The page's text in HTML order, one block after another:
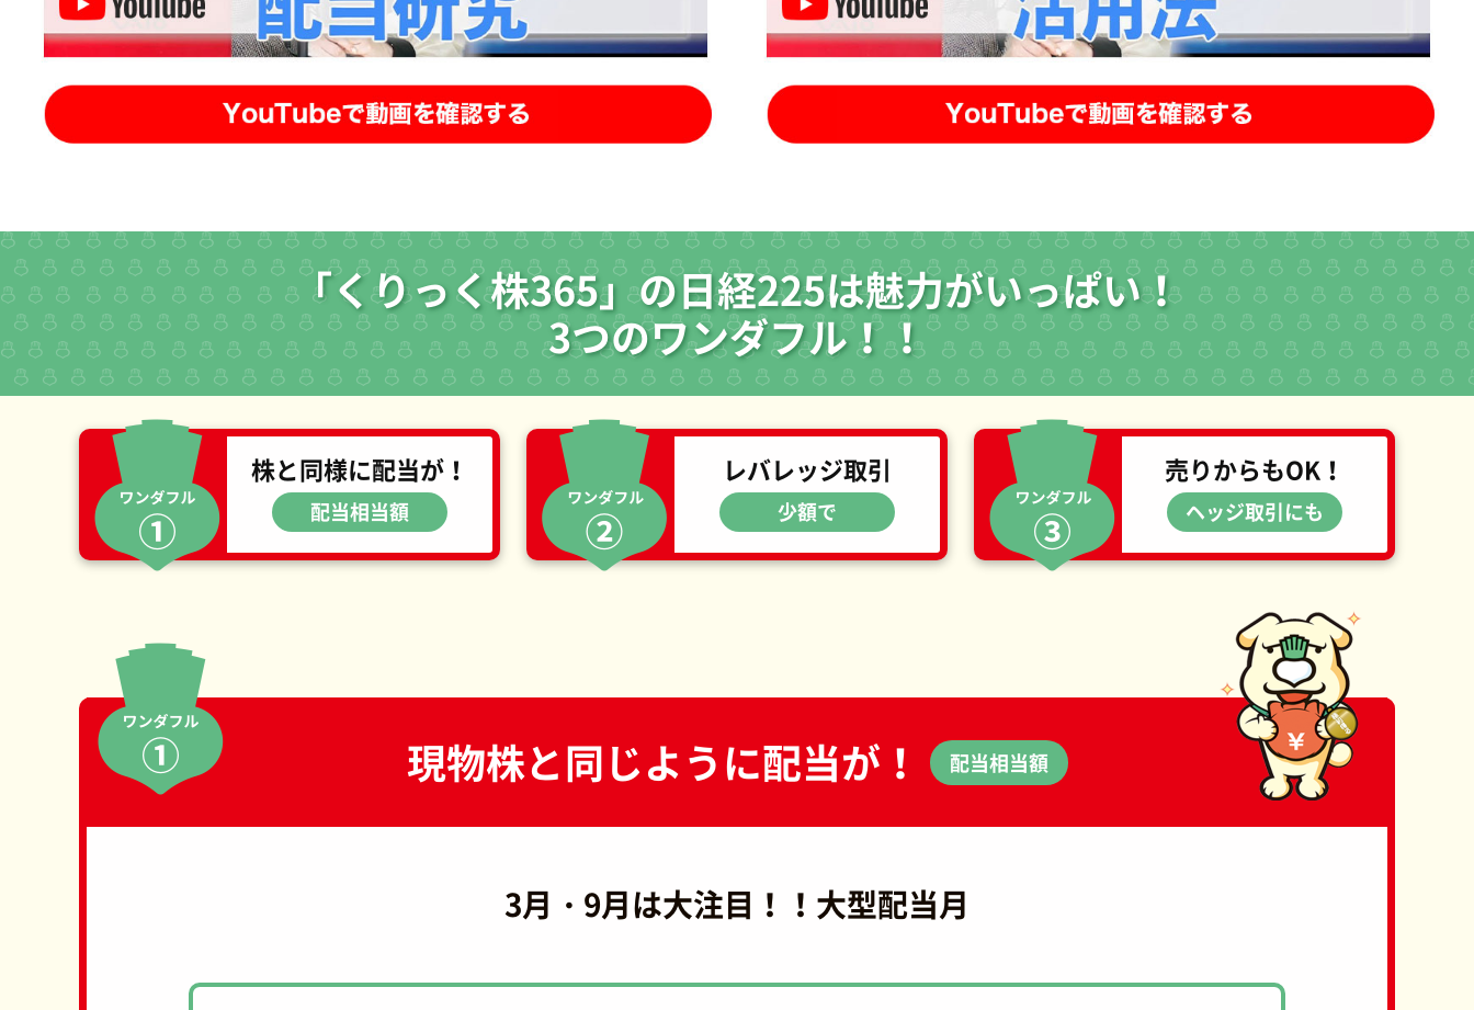
「くりっく株365」の日経225は魅力がいっぱい！
3つのワンダフル！！
株と同様に配当が！
配当相当額
レバレッジ取引
少額で
売りからもOK！
ヘッジ取引にも
現物株と同じように配当が！
3月・9月は大注目！！大型配当月